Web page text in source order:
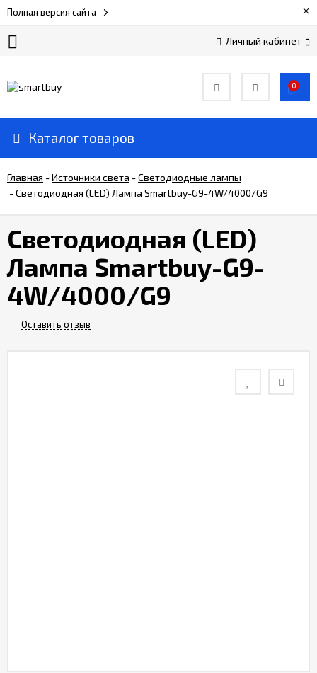
Полная версия сайта ×
Личный кабинет
Доставка
и
оплата
0
Каталог товаров
Главная -Источники света -Светодиодные лампы
-Светодиодная (LED) Лампа Smartbuy-G9-4W/4000/G9
Светодиодная (LED)
Лампа Smartbuy-G9-
4W/4000/G9
Оставить отзыв